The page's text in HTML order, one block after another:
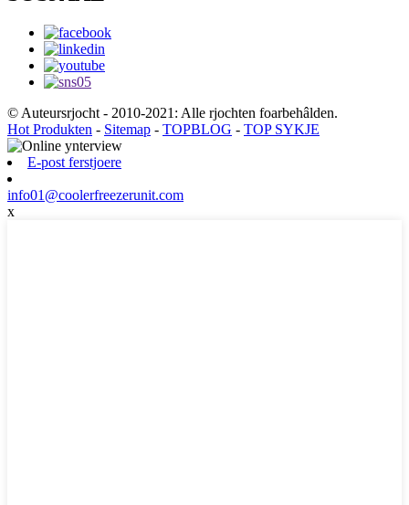
© Auteursrjocht - 2010-2021: Alle rjochten foarbehâlden.
Hot Produkten - Sitemap - TOPBLOG - TOP SYKJE
E-post ferstjoere
info01@coolerfreezerunit.com
x